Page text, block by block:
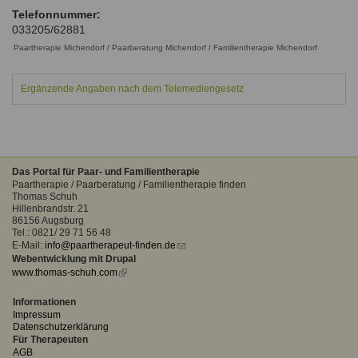
Qualitätssicherung
Qualität unserer Therapeuten
Familienthemen
Fortbildungen
Fortbildungen
Liste der Fachverbände
Passwort*
vergessen?
Anmelden
Sitemap
Links
Formular zur Registrierung
Telefonnummer:
033205/62881
Paartherapie Michendorf / Paarberatung Michendorf / Familientherapie Michendorf
Ergänzende Angaben nach dem Telemediengesetz
Das Portal für Paar- und Familientherapie
Paartherapie / Paarberatung / Familientherapie finden
Thomas Schuh
Hillenbrandstr. 21
86156 Augsburg
Tel.: 0821/ 29 71 56 48
E-Mail: info@paartherapeut-finden.de (link
Webentwicklung mit Drupal
www.thomas-schuh.com(link
Informationen
Impressum
Datenschutzerklärung
Für Therapeuten
AGB